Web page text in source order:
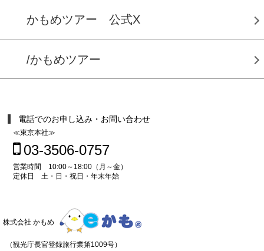
かもめツアー 公式X
/かもめツアー
電話でのお申し込み・お問い合わせ
≪東京本社≫
03-3506-0757
営業時間 10:00～18:00（月～金）
定休日 土・日・祝日・年末年始
株式会社 かもめ
（観光庁長官登録旅行業第1009号）